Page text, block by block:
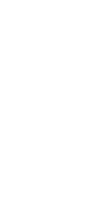
り賢く運
まっています。
ムが成熟するに
ランチャイズだ
ず、事業運営シ